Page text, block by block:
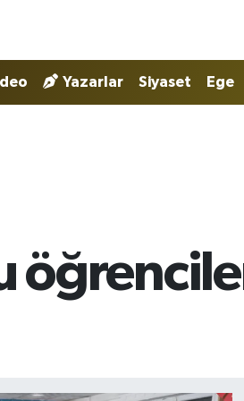
Yazarlar Siyaset Ege